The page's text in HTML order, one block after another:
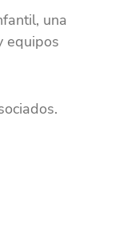
una
equipos